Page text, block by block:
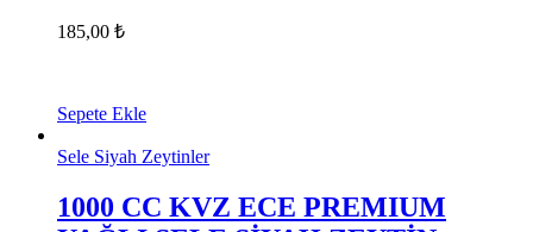
185,00 ₺
Sepete Ekle
Sele Siyah Zeytinler
1000 CC KVZ ECE PREMIUM